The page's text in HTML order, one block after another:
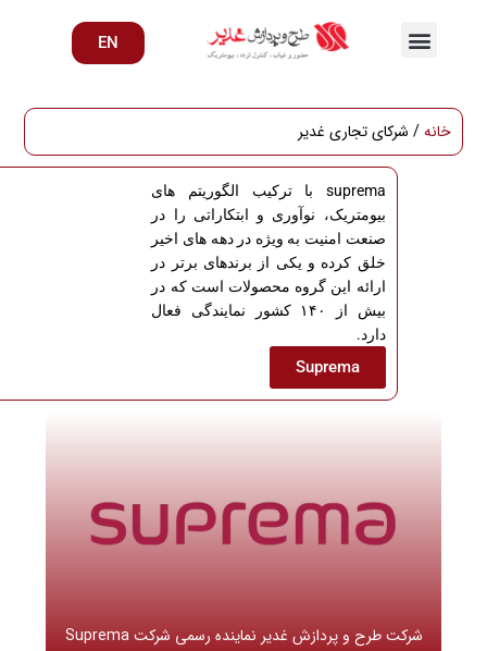
EN
خانه/ شرکای تجاری غدیر
suprema با ترکیب الگوریتم های
بیومتریک، نوآوری و ابتکاراتی را در
صنعت امنیت به ویژه در دهه های اخیر
خلق کرده و یکی از برندهای برتر در
ارائه این گروه محصولات است که در
بیش از ۱۴۰ کشور نمایندگی فعال
دارد.
Suprema
شرکت طرح و پردازش غدیر نماینده رسمی شرکت Suprema